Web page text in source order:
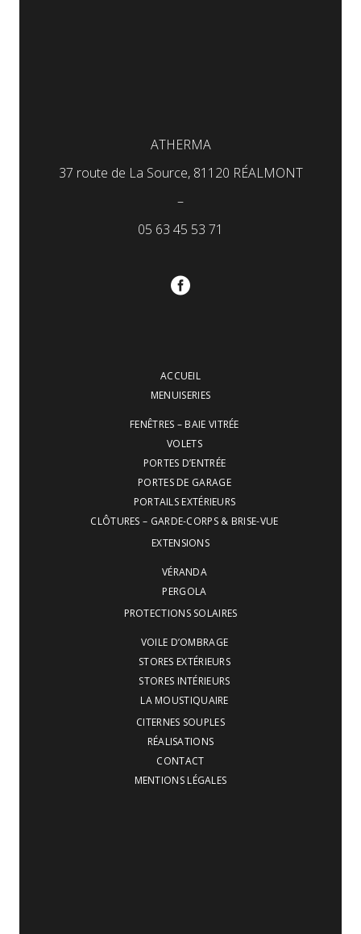
ATHERMA
37 route de La Source, 81120 RÉALMONT
–
05 63 45 53 71
ACCUEIL
MENUISERIES
FENÊTRES – BAIE VITRÉE
VOLETS
PORTES D’ENTRÉE
PORTES DE GARAGE
PORTAILS EXTÉRIEURS
CLÔTURES – GARDE-CORPS & BRISE-VUE
EXTENSIONS
VÉRANDA
PERGOLA
PROTECTIONS SOLAIRES
VOILE D’OMBRAGE
STORES EXTÉRIEURS
STORES INTÉRIEURS
LA MOUSTIQUAIRE
CITERNES SOUPLES
RÉALISATIONS
CONTACT
MENTIONS LÉGALES